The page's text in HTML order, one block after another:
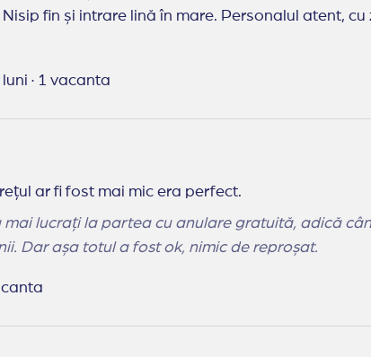
Personalul atent, cu zâmbetul pe buze. Recomand cu
prețul cerut!
· 1 vacanta
ar fi fost mai mic era perfect.
Dar așa totul a fost ok, nimic de reproșat.